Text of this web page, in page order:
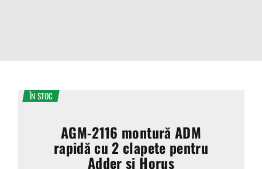
AGM-2116 montură ADM
rapidă cu 2 clapete pentru
Adder și Horus
ÎN STOC